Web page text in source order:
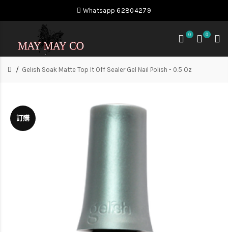
Whatsapp 62804279
0 0
Gelish Soak Matte Top It Off Sealer Gel Nail Polish - 0.5 Oz
訂購